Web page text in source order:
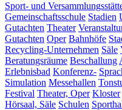
Sport- und
Gemeinschaftsschule Stadien
Gutachten Theater
Gutachten Oper Bahnhöfe
Recycling-Unternehmen Säle
Beratungsräume Beschallung
Erlebnisbad Konferenz-
Simulation Messehallen
Festival Theater, Oper Kloster
Hörsaal, Säle Schulen